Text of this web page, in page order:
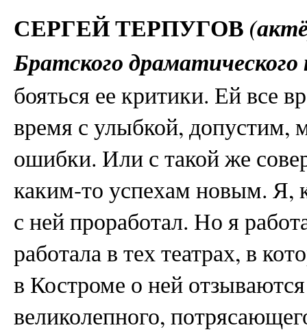
СЕРГЕЙ ТЕРПУГОВ
Братского
бояться ее критики. Ей все
время с улыбкой, допустим,
ошибки. Или с такой же
каким-то успехам новым. Я,
с ней проработал. Но я
работала в тех театрах, в
в Костроме о ней
великолепного,